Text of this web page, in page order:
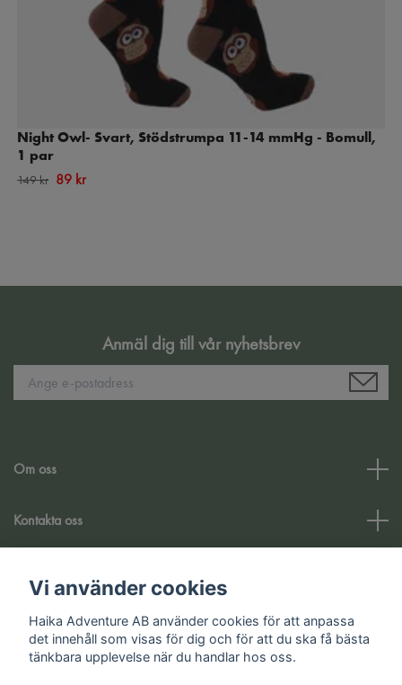
Night Owl- Svart, Stödstrumpa 11-14 mmHg - Bomull,
1 par
149 kr 89 kr
Anmäl dig till vår nyhetsbrev
Om oss
Kontakta oss
Sociala medier
Vi använder cookies
Haika Adventure AB använder cookies för att anpassa
det innehåll som visas för dig och för att du ska få bästa
tänkbara upplevelse när du handlar hos oss.